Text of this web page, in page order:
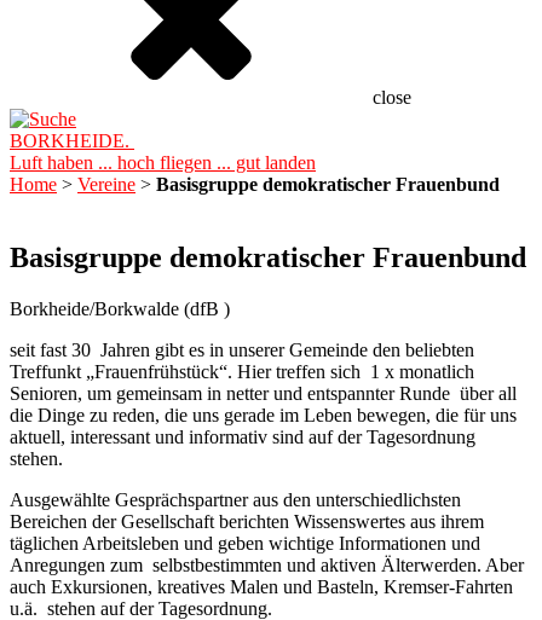
close
BORKHEIDE.
Luft haben ... hoch fliegen ... gut landen
Home > Vereine > Basisgruppe demokratischer Frauenbund
Basisgruppe demokratischer Frauenbund
Borkheide/Borkwalde (dfB )
seit fast 30 Jahren gibt es in unserer Gemeinde den beliebten
Treffunkt „Frauenfrühstück“. Hier treffen sich 1 x monatlich
Senioren, um gemeinsam in netter und entspannter Runde über all
die Dinge zu reden, die uns gerade im Leben bewegen, die für uns
aktuell, interessant und informativ sind auf der Tagesordnung
stehen.
Ausgewählte Gesprächspartner aus den unterschiedlichsten
Bereichen der Gesellschaft berichten Wissenswertes aus ihrem
täglichen Arbeitsleben und geben wichtige Informationen und
Anregungen zum selbstbestimmten und aktiven Älterwerden. Aber
auch Exkursionen, kreatives Malen und Basteln, Kremser-Fahrten
u.ä. stehen auf der Tagesordnung.